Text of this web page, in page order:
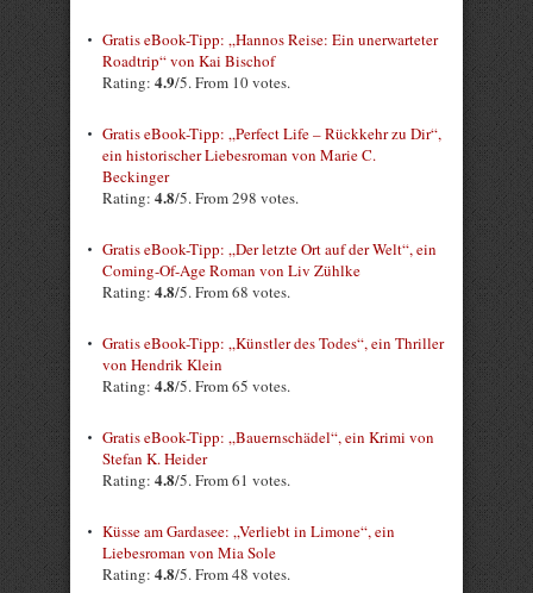
Gratis eBook-Tipp: „Hannos Reise: Ein unerwarteter
Roadtrip“ von Kai Bischof
Rating: 4.9/5. From 10 votes.
Gratis eBook-Tipp: „Perfect Life – Rückkehr zu Dir“,
ein historischer Liebesroman von Marie C.
Beckinger
Rating: 4.8/5. From 298 votes.
Gratis eBook-Tipp: „Der letzte Ort auf der Welt“, ein
Coming-Of-Age Roman von Liv Zühlke
Rating: 4.8/5. From 68 votes.
Gratis eBook-Tipp: „Künstler des Todes“, ein Thriller
von Hendrik Klein
Rating: 4.8/5. From 65 votes.
Gratis eBook-Tipp: „Bauernschädel“, ein Krimi von
Stefan K. Heider
Rating: 4.8/5. From 61 votes.
Küsse am Gardasee: „Verliebt in Limone“, ein
Liebesroman von Mia Sole
Rating: 4.8/5. From 48 votes.